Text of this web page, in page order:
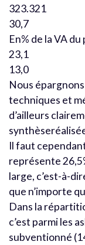
323.321
30,7
En% de la VA du
23,1
13,0
Nous
techniques et
d’ailleurs
Il faut
représente
large, c’est-à-
que n’importe
Dans la
c’est parmi les
subventionné